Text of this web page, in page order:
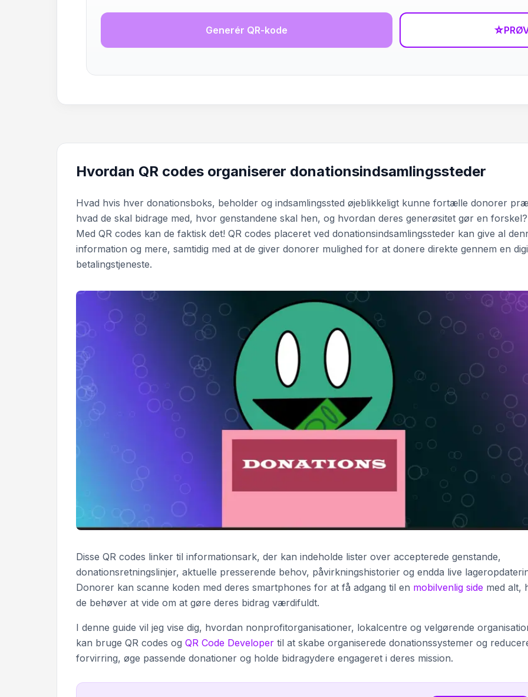
Generér QR-kode ☆
Hvordan QR codes organiserer donationsindsamlingssteder
Hvad hvis hver donationsboks, beholder og indsamlingssted øjeblikkeligt kunne fortælle donorer
hvad de skal bidrage med, hvor genstandene skal hen, og hvordan deres generøsitet gør en forskel?
Med QR codes kan de faktisk det! QR codes placeret ved donationsindsamlingssteder kan give al
information og mere, samtidig med at de giver donorer mulighed for at donere direkte gennem en
betalingstjeneste.
Disse QR codes linker til informationsark, der kan indeholde lister over accepterede genstande,
donationsretningslinjer, aktuelle presserende behov, påvirkningshistorier og endda live
Donorer kan scanne koden med deres smartphones for at få adgang til en mobilvenlig side med alt,
de behøver at vide om at gøre deres bidrag værdifuldt.
I denne guide vil jeg vise dig, hvordan nonprofitorganisationer, lokalcentre og velgørende
kan bruge QR codes og QR Code Developer til at skabe organiserede donationssystemer og
forvirring, øge passende donationer og holde bidragydere engageret i deres mission.